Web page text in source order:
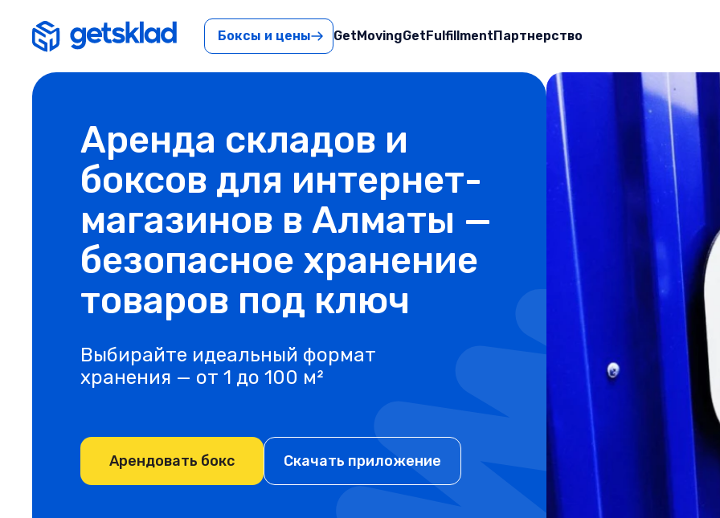
Боксы и цены GetMovingGetFulfillmentПартнерство
Аренда складов и
боксов для интернет-
магазинов в Алматы —
безопасное хранение
товаров под ключ
Выбирайте идеальный формат
хранения — от 1 до 100 м²
Арендовать бокс Скачать приложение